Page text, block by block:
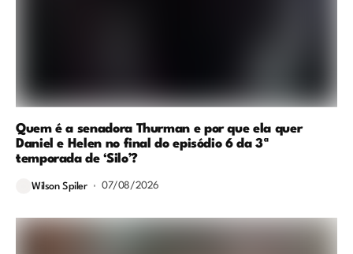
Quem é a senadora Thurman e por que ela quer
Daniel e Helen no final do episódio 6 da 3ª
temporada de ‘Silo’?
Wilson Spiler 07/08/2026